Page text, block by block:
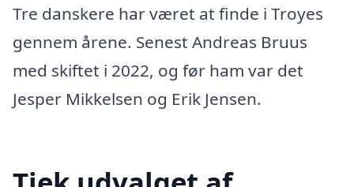
Tre danskere har været at finde i Troyes
gennem årene. Senest Andreas Bruus
med skiftet i 2022, og før ham var det
Jesper Mikkelsen og Erik Jensen.